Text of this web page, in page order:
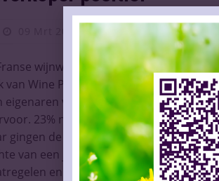
09 Mrt 2021 Vaknieuws | Wijn
Franse wijnwinkels zijn over het
van Wine Paris en Vinexpo zegt zeker
van delicatessenzaken
23% noteerde vergelijkbare
gingen de zaken goed; 63% zag de
van een jaar eerder. De detailhandel
en stapte over op